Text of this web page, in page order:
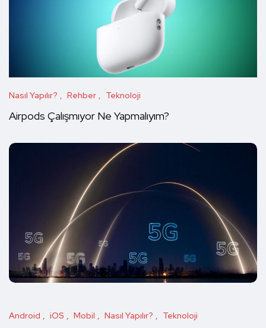
Nasıl Yapılır? Rehber Teknoloji
Airpods Çalışmıyor Ne Yapmalıyım?
Android iOS Mobil Nasıl Yapılır? Teknoloji